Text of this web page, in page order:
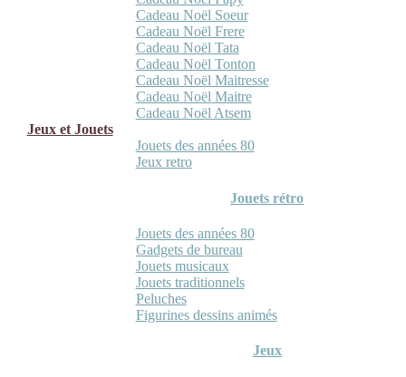
Cadeau Noël Soeur
Cadeau Noël Frere
Cadeau Noël Tata
Cadeau Noël Tonton
Cadeau Noël Maitresse
Cadeau Noël Maitre
Cadeau Noël Atsem
Jeux et Jouets
Jouets des années 80
Jeux retro
Jouets rétro
Jouets des années 80
Gadgets de bureau
Jouets musicaux
Jouets traditionnels
Peluches
Figurines dessins animés
Jeux